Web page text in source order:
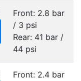
Front: 2.8 bar
/ 3 psi
Rear: 41 bar /
44 psi
Front: 2.4 bar